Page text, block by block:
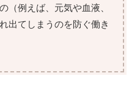
（例えば、元気や血液、
出てしまうのを防ぐ働き